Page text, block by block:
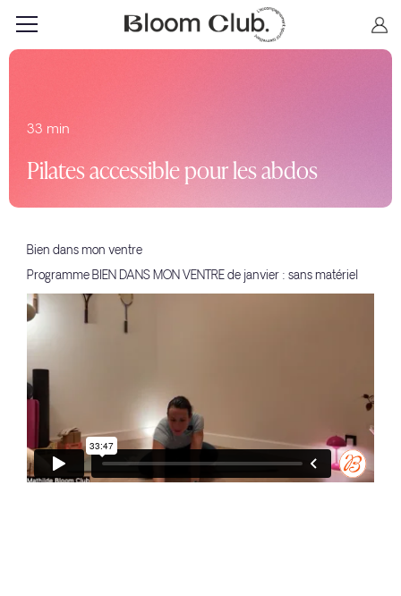
33 min
Pilates accessible pour les abdos
Bien dans mon ventre
Programme BIEN DANS MON VENTRE de janvier : sans matériel